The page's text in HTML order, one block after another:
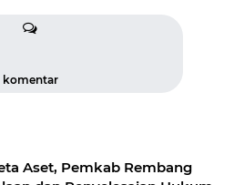
komentar
Aset, Pemkab Rembang